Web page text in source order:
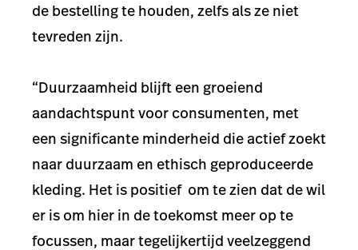
de bestelling te houden, zelfs als ze niet
tevreden zijn.
“Duurzaamheid blijft een groeiend
aandachtspunt voor consumenten, met
een significante minderheid die actief zoekt
naar duurzaam en ethisch geproduceerde
kleding. Het is positief om te zien dat de wil
er is om hier in de toekomst meer op te
focussen, maar tegelijkertijd veelzeggend